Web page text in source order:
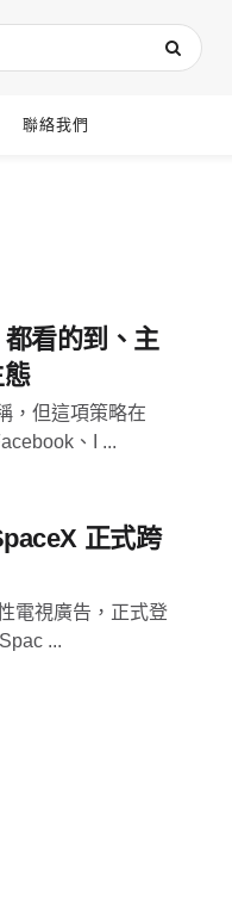
聯絡我們
看的到、主
，但這項策略在
、I ...
正式跨
電視廣告，正式登
...